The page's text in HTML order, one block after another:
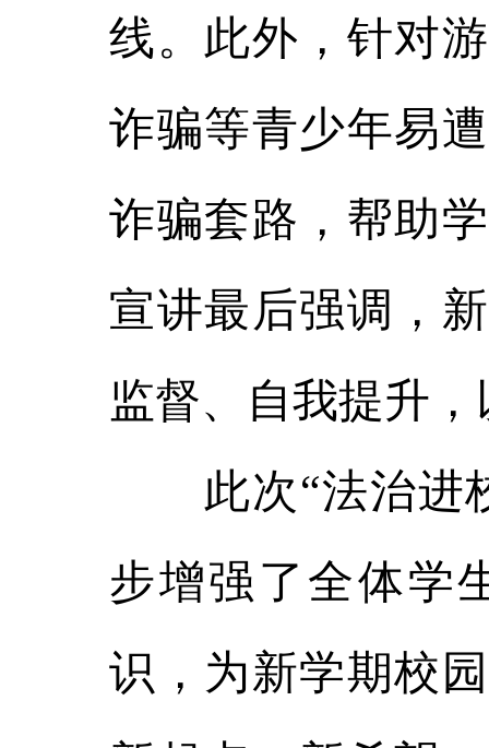
线。此外，针对
诈骗等青少年易
诈骗套路，帮助
宣讲最后强调，
监督、自我提升
此次“法治进校
步增强了全体学
识，为新学期校